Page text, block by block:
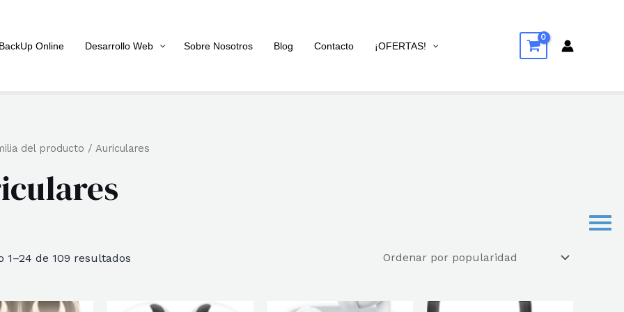
BackUp Online Desarrollo Web Sobre Nosotros Blog Contacto ¡OFERTAS!
del producto / Auriculares
1–24 de 109 resultados